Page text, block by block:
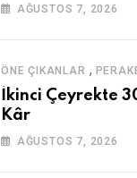
AĞUSTOS 7, 2026
ÖNE ÇIKANLAR ,
İkinci Çeyrekte
Kâr
AĞUSTOS 7, 2026